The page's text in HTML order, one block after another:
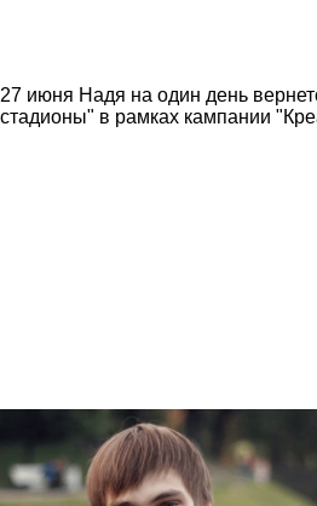
27 июня Надя на один день
стадионы" в рамках кампании